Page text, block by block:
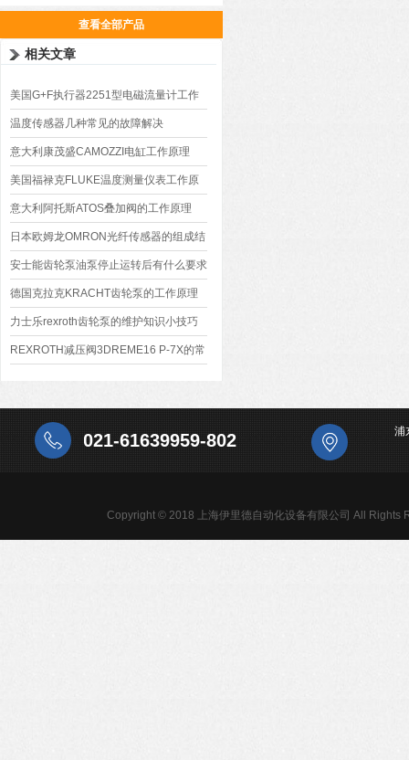
查看全部产品
相关文章
美国G+F执行器2251型电磁流量计工作
原理
温度传感器几种常见的故障解决
意大利康茂盛CAMOZZI电缸工作原理
美国福禄克FLUKE温度测量仪表工作原
理
意大利阿托斯ATOS叠加阀的工作原理
日本欧姆龙OMRON光纤传感器的组成结
构
安士能齿轮泵油泵停止运转后有什么要求
吗
德国克拉克KRACHT齿轮泵的工作原理
力士乐rexroth齿轮泵的维护知识小技巧
REXROTH减压阀3DREME16 P-7X的常
021-61639959-802 浦
Copyright © 2018 上海伊里德自动化设备有限公司 All Rights